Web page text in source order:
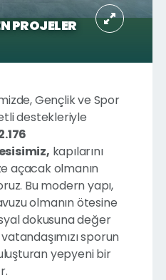
PROJELER
Gençlik ve Spor
destekleriyle
kapılarını
açacak olmanın
Bu modern yapı,
olmanın ötesine
dokusuna değer
sporun
yepyeni bir